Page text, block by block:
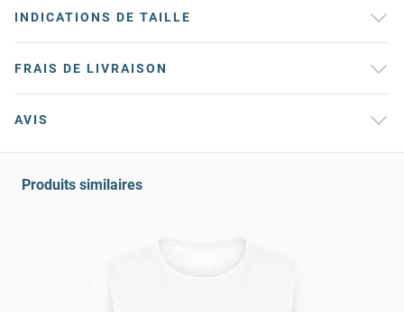
INDICATIONS DE TAILLE
FRAIS DE LIVRAISON
AVIS
Produits similaires